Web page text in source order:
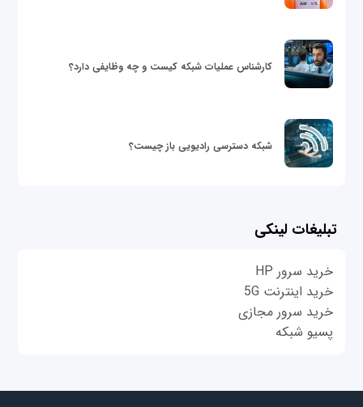
کارشناس عملیات شبکه کیست و چه وظایفی دارد؟
شبکه دسترسی رادیویی باز چیست؟
تبلیغات لینکی
خرید سرور HP
خرید اینترنت 5G
خرید سرور مجازی
پسیو شبکه